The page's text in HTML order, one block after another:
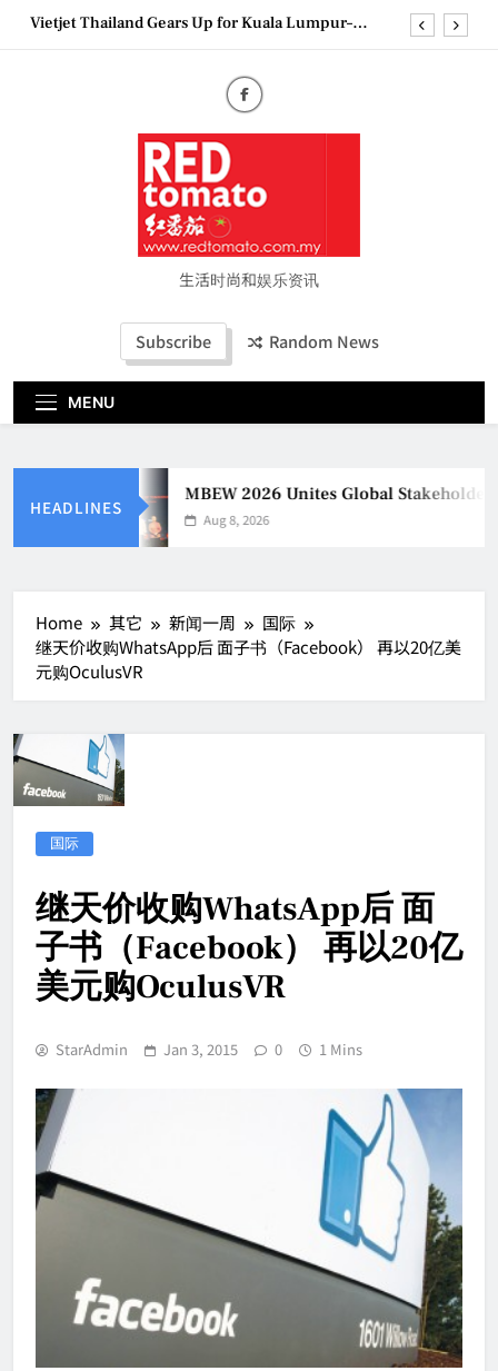
SkipVietjet Thailand Gears Up for Kuala Lumpur–
Couture Fashion Week Malaysia 2026– Press
MBEW 2026 Unites Global Stakeholders to Shape
the Future of Business Events
Vietjet Thailand Gears Up for Kuala Lumpur–
Bangkok Service Launch on9 October
Epson reinvents affordable printing with next-
generation EcoTank Series生活时尚和娱乐资讯
Subscribe Random News
MENU
HEADLINES
MBEW 2026 Unites Global
Aug 8, 2026
Home 其它 新闻一周
国际
继天价收购WhatsApp后 面子书（Facebook） 再以20亿美
元购OculusVR
国际
继天价收购WhatsApp后 面
子书（Facebook） 再以20亿
美元购OculusVR
StarAdmin Jan 3, 2015 0 1 Mins